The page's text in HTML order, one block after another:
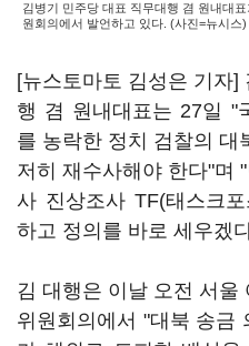
김병기 민주당 대표 직무대행 겸 원내대
원회의에서 발언하고 있다. (사진=뉴시스)
[뉴스토마토 김성은 기자]
행 겸 원내대표는 27일 "
를 농락한 정치 검찰의 대
저히 재수사해야 한다"며
사 진상조사 TF(태스크
하고 정의를 바로 세우겠
김 대행은 이날 오전 서울
위원회의에서 "대북 송금